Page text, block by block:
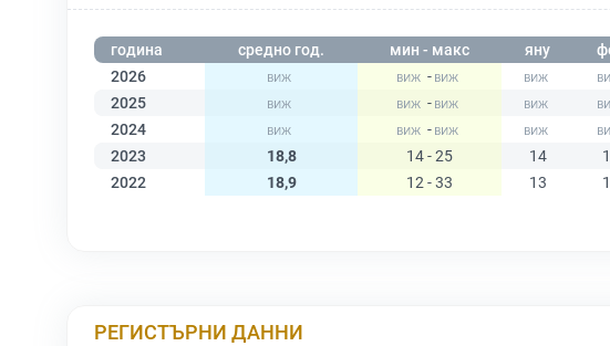
година средно год. мин - макс яну
2026
-
2025
-
2024
-
2023
18,8 14 - 25 14
2022
18,9 12 - 33 13
РЕГИСТЪРНИ ДАННИ